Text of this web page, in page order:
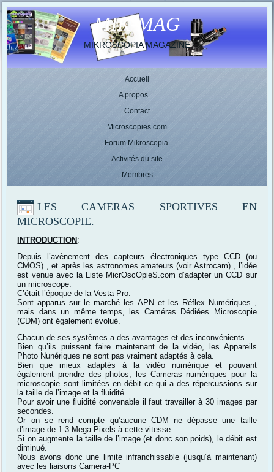
MIK-MAG
MIKROSCOPIA MAGAZINE
Accueil
A propos…
Contact
Microscopies.com
Forum Mikroscopia.
Activités du site
Membres
LES CAMERAS SPORTIVES EN
MICROSCOPIE.
INTRODUCTION :
Depuis l’avènement des capteurs électroniques type CCD (ou
CMOS) , et après les astronomes amateurs (voir Astrocam) , l’idée
est venue avec la Liste MicrOscOpieS.com d’adapter un CCD sur
un microscope.
C’était l’époque de la Vesta Pro.
Sont apparus sur le marché les APN et les Réflex Numériques ,
mais dans un même temps, les Caméras Dédiées Microscopie
(CDM) ont également évolué.
Chacun de ses systèmes a des avantages et des inconvénients.
Bien qu’ils puissent faire maintenant de la vidéo, les Appareils
Photo Nunériques ne sont pas vraiment adaptés à cela.
Bien que mieux adaptés à la vidéo numérique et pouvant
également prendre des photos, les Cameras numériques pour la
microscopie sont limitées en débit ce qui a des répercussions sur
la taille de l’image et la fluidité.
Pour avoir une fluidité convenable il faut travailler à 30 images par
secondes.
Or on se rend compte qu’aucune CDM ne dépasse une taille
d’image de 1.3 Mega Pixels à cette vitesse.
Si on augmente la taille de l’image (et donc son poids), le débit est
diminué.
Nous avons donc une limite infranchissable (jusqu’à maintenant)
avec les liaisons Camera-PC